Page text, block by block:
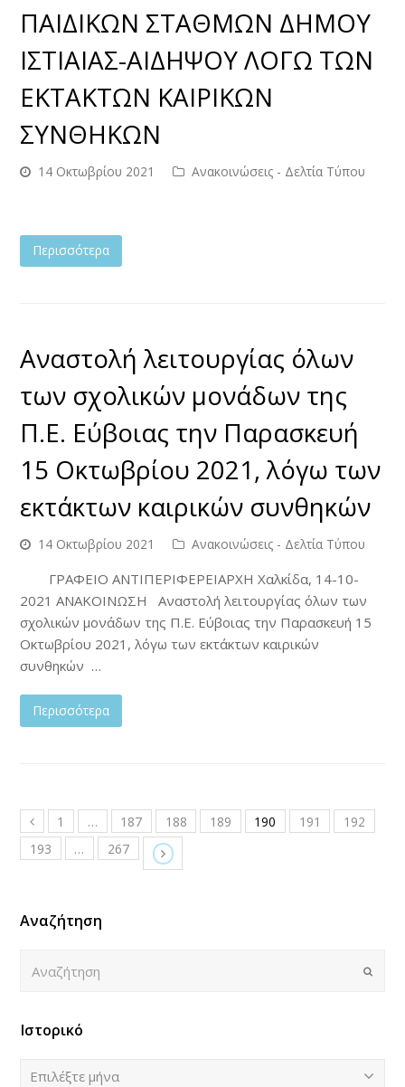
ΠΑΙΔΙΚΩΝ ΣΤΑΘΜΩΝ ΔΗΜΟΥ
ΙΣΤΙΑΙΑΣ-ΑΙΔΗΨΟΥ ΛΟΓΩ ΤΩΝ
ΕΚΤΑΚΤΩΝ ΚΑΙΡΙΚΩΝ
ΣΥΝΘΗΚΩΝ
14 Οκτωβρίου 2021 Ανακοινώσεις - Δελτία Τύπου
Περισσότερα
Αναστολή λειτουργίας όλων
των σχολικών μονάδων της
Π.Ε. Εύβοιας την Παρασκευή
15 Οκτωβρίου 2021, λόγω των
εκτάκτων καιρικών συνθηκών
14 Οκτωβρίου 2021 Ανακοινώσεις - Δελτία Τύπου
ΓΡΑΦΕΙΟ ΑΝΤΙΠΕΡΙΦΕΡΕΙΑΡΧΗ Χαλκίδα, 14-10-
2021 ΑΝΑΚΟΙΝΩΣΗ Αναστολή λειτουργίας όλων των
σχολικών μονάδων της Π.Ε. Εύβοιας την Παρασκευή 15
Οκτωβρίου 2021, λόγω των εκτάκτων καιρικών
συνθηκών …
Περισσότερα
1 … 187 188 189 190 191
192
193
… 267
Αναζήτηση
Submit
Ιστορικό
Ιστορικό
Επιλέξτε μήνα